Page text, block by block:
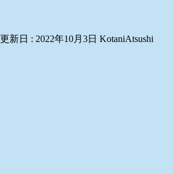
新日 : 2022年10月3日 KotaniAtsushi